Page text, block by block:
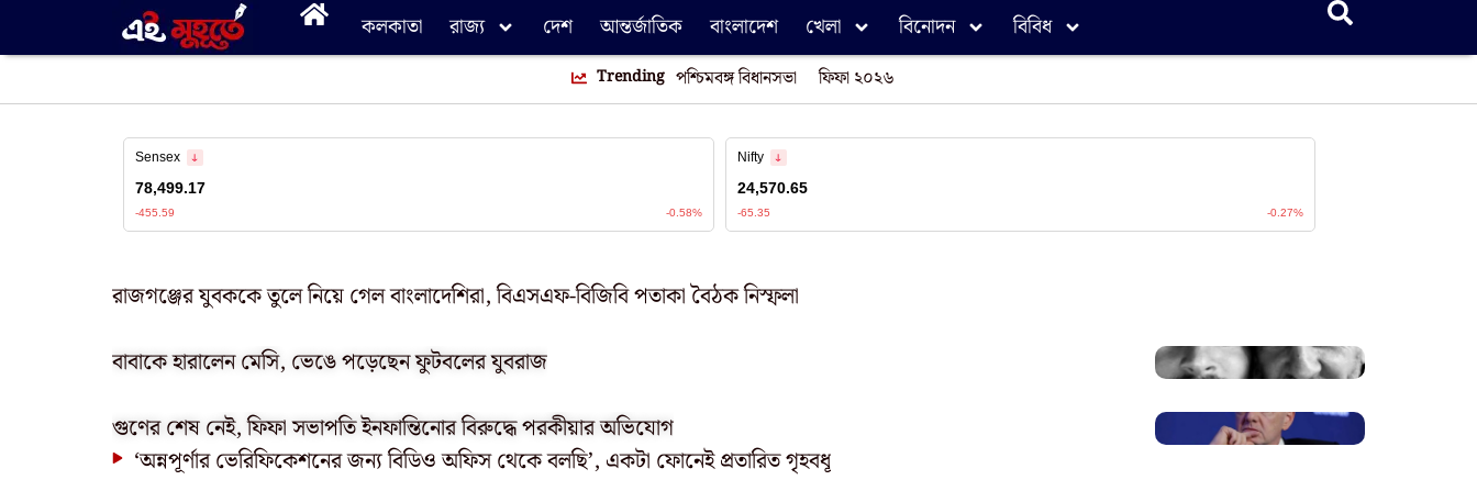
কলকাতা রাজ্য দেশ আন্তর্জাতিক বাংলাদেশ খেলা বিনোদন বিবিধ
Trending পশ্চিমবঙ্গ বিধানসভা ফিফা ২০২৬
রাজগঞ্জের যুবককে তুলে নিয়ে গেল বাংলাদেশিরা, বিএসএফ-বিজিবি পতাকা বৈঠক নিস্ফলা
বাবাকে হারালেন মেসি, ভেঙে পড়েছেন ফুটবলের যুবরাজ
গুণের শেষ নেই, ফিফা সভাপতি ইনফান্তিনোর বিরুদ্ধে পরকীয়ার অভিযোগ
‘অন্নপূর্ণার ভেরিফিকেশনের জন্য বিডিও অফিস থেকে বলছি’, একটা ফোনেই প্রতারিত গৃহবধূ